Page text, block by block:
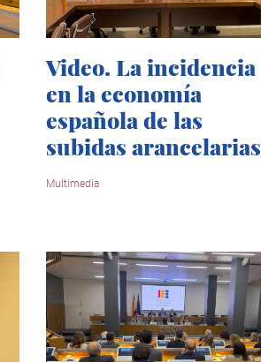
Video. La incidencia
en la economía
española de las
subidas arancelarias
Multimedia